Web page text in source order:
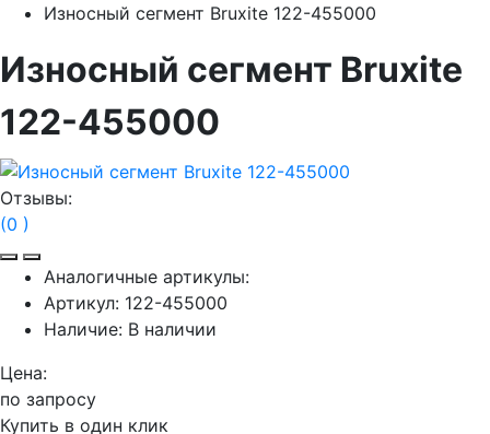
Износный сегмент Bruxite 122-455000
Износный сегмент Bruxite
122-455000
Отзывы:
(0 )
Аналогичные артикулы:
Артикул: 122-455000
Наличие: В наличии
Цена:
по запросу
Купить в один клик